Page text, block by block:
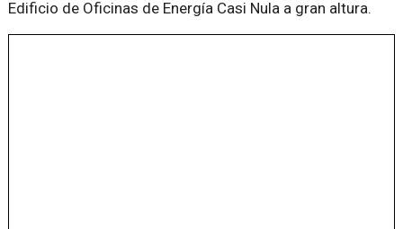
Edificio de Oficinas de Energía Casi Nula a gran altura.